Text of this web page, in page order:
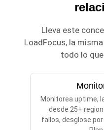
Lleva este
LoadFocus, la
todo lo
Monitorea uptime,
desde 25+
fallos, desglose